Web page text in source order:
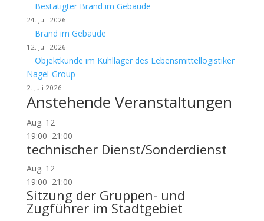
Bestätigter Brand im Gebäude
24. Juli 2026
Brand im Gebäude
12. Juli 2026
Objektkunde im Kühllager des Lebensmittellogistiker
Nagel-Group
2. Juli 2026
Anstehende Veranstaltungen
Aug. 12
19:00–21:00
technischer Dienst/Sonderdienst
Aug. 12
19:00–21:00
Sitzung der Gruppen- und
Zugführer im Stadtgebiet